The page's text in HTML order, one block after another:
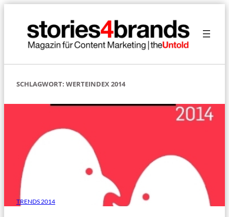
springen
SCHLAGWORT: WERTEINDEX 2014
TRENDS 2014